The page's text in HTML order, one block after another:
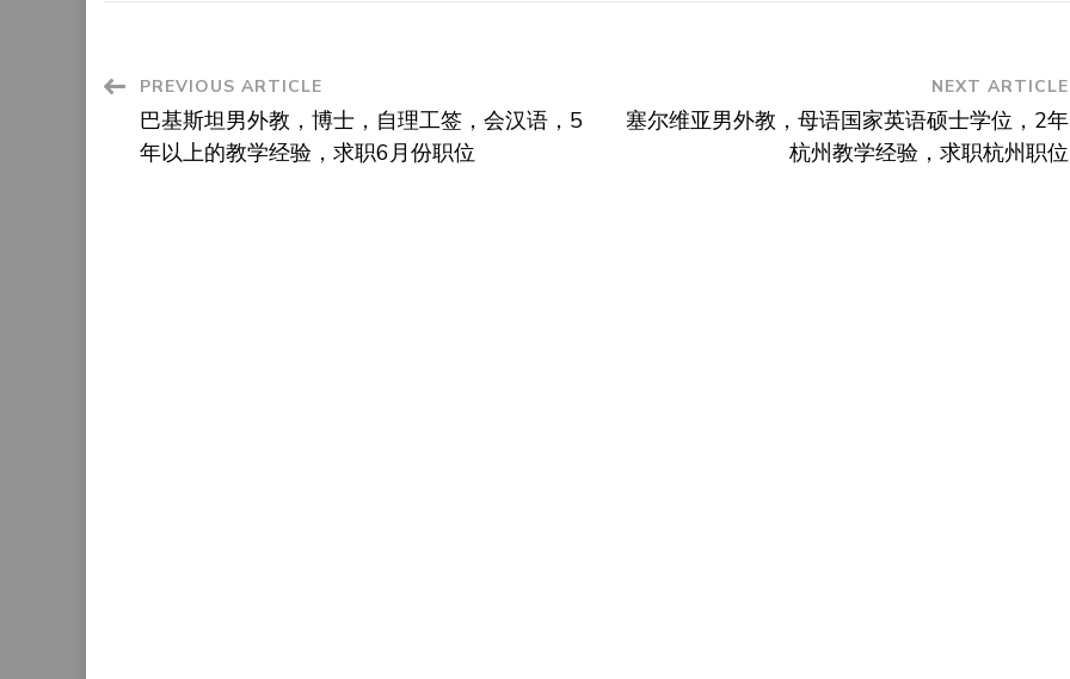
Post
Navigation
PREVIOUS ARTICLE
巴基斯坦男外教，博士，自理工签，会汉语，5
年以上的教学经验，求职6月份职位
NEXT ARTICLE
塞尔维亚男外教，母语国家英语硕士学位，2年
杭州教学经验，求职杭州职位